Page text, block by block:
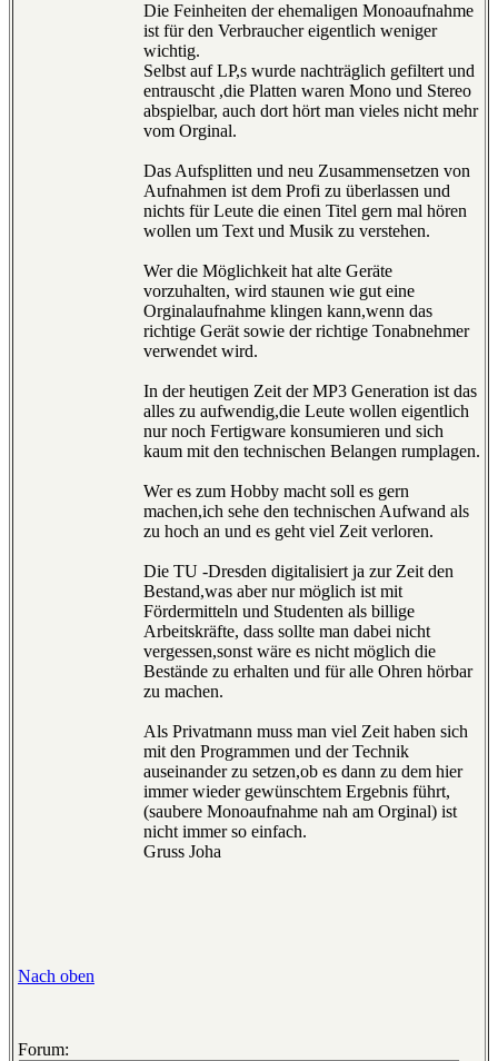
Die Feinheiten der ehemaligen Monoaufnahme
ist für den Verbraucher eigentlich weniger
wichtig.
Selbst auf LP,s wurde nachträglich gefiltert und
entrauscht ,die Platten waren Mono und Stereo
abspielbar, auch dort hört man vieles nicht mehr
vom Orginal.
Das Aufsplitten und neu Zusammensetzen von
Aufnahmen ist dem Profi zu überlassen und
nichts für Leute die einen Titel gern mal hören
wollen um Text und Musik zu verstehen.
Wer die Möglichkeit hat alte Geräte
vorzuhalten, wird staunen wie gut eine
Orginalaufnahme klingen kann,wenn das
richtige Gerät sowie der richtige Tonabnehmer
verwendet wird.
In der heutigen Zeit der MP3 Generation ist das
alles zu aufwendig,die Leute wollen eigentlich
nur noch Fertigware konsumieren und sich
kaum mit den technischen Belangen rumplagen.
Wer es zum Hobby macht soll es gern
machen,ich sehe den technischen Aufwand als
zu hoch an und es geht viel Zeit verloren.
Die TU -Dresden digitalisiert ja zur Zeit den
Bestand,was aber nur möglich ist mit
Fördermitteln und Studenten als billige
Arbeitskräfte, dass sollte man dabei nicht
vergessen,sonst wäre es nicht möglich die
Bestände zu erhalten und für alle Ohren hörbar
zu machen.
Als Privatmann muss man viel Zeit haben sich
mit den Programmen und der Technik
auseinander zu setzen,ob es dann zu dem hier
immer wieder gewünschtem Ergebnis führt,
(saubere Monoaufnahme nah am Orginal) ist
nicht immer so einfach.
Gruss Joha
Nach oben
Forum: